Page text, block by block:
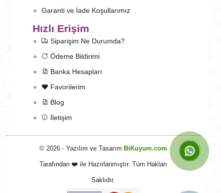
Garanti ve İade Koşullarımız
Hızlı Erişim
Siparişim Ne Durumda?
Ödeme Bildirimi
Banka Hesapları
Favorilerim
Blog
İletişim
© 2026 - Yazılım ve Tasarım BiKuyum.com
Tarafından ❤️ ile Hazırlanmıştır. Tüm Hakları
Saklıdır.